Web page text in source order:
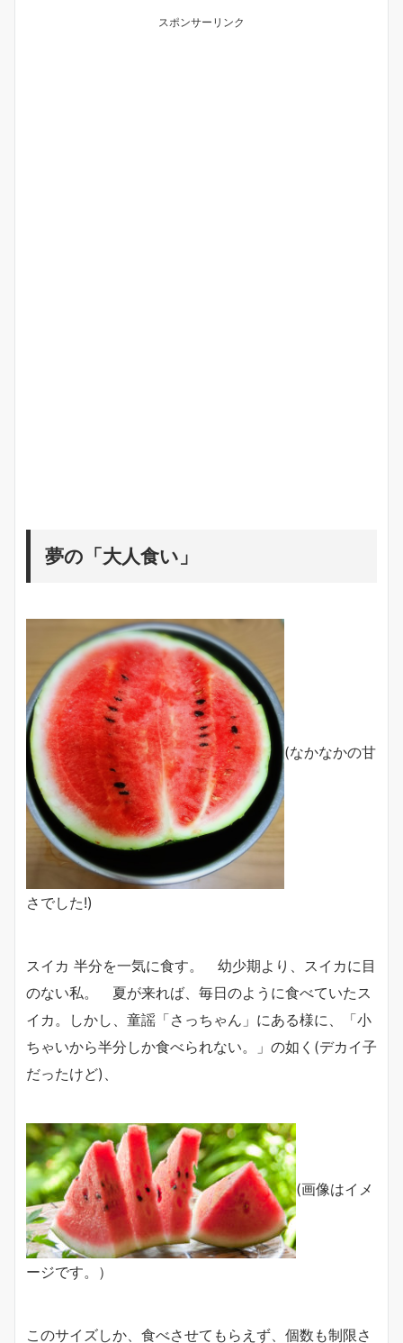
スポンサーリンク
夢の「大人食い」
(なかなかの甘
さでした!)
スイカ 半分を一気に食す。 幼少期より、スイカに目
のない私。 夏が来れば、毎日のように食べていたス
イカ。しかし、童謡「さっちゃん」にある様に、「小
ちゃいから半分しか食べられない。」の如く(デカイ子
だったけど)、
(画像はイメ
ージです。）
このサイズしか、食べさせてもらえず、個数も制限さ